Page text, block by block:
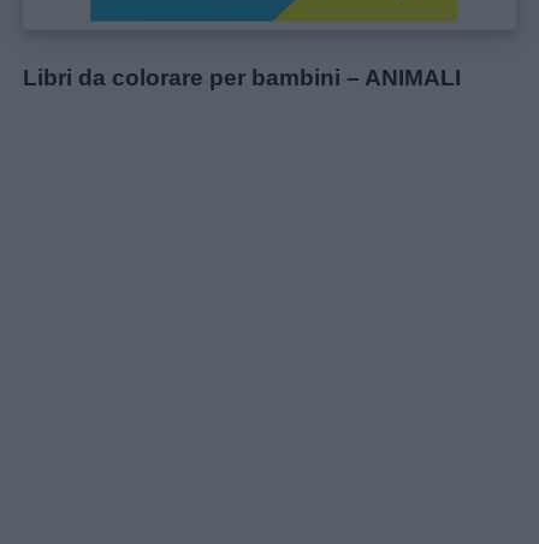
Libri da colorare per bambini – ANIMALI